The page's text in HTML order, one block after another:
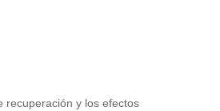
recuperación y los efectos